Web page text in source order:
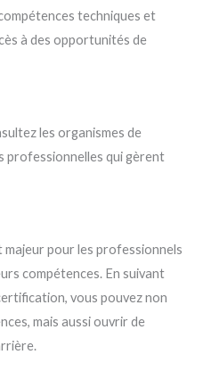
techniques et
à des opportunités de
les organismes de
professionnelles qui gèrent
majeur pour les professionnels
compétences. En suivant
vous pouvez non
mais aussi ouvrir de